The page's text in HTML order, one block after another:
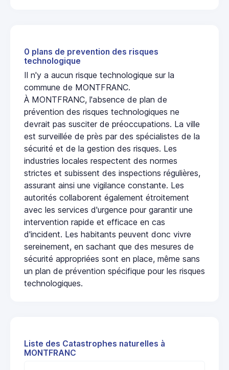
0 plans de prevention des risques
technologique
Il n'y a aucun risque technologique sur la
commune de MONTFRANC.
À MONTFRANC, l'absence de plan de
prévention des risques technologiques ne
devrait pas susciter de préoccupations. La ville
est surveillée de près par des spécialistes de la
sécurité et de la gestion des risques. Les
industries locales respectent des normes
strictes et subissent des inspections régulières,
assurant ainsi une vigilance constante. Les
autorités collaborent également étroitement
avec les services d'urgence pour garantir une
intervention rapide et efficace en cas
d'incident. Les habitants peuvent donc vivre
sereinement, en sachant que des mesures de
sécurité appropriées sont en place, même sans
un plan de prévention spécifique pour les risques
technologiques.
Liste des Catastrophes naturelles à
MONTFRANC